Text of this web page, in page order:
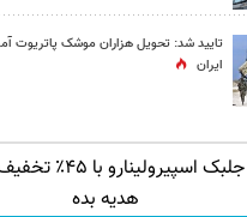
تایید شد: تحویل هزاران موشک پاتریوت
ایران
شامپو جلبک
هدیه بده